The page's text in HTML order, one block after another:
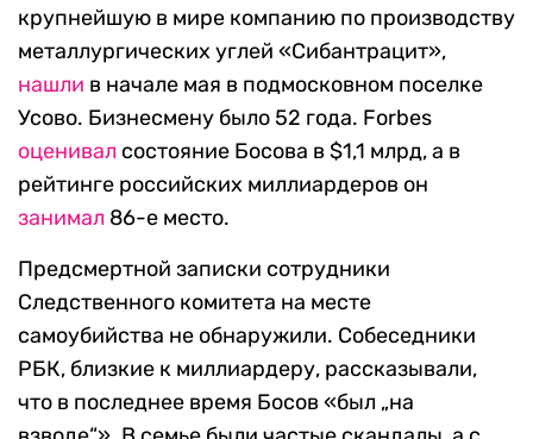
крупнейшую в мире компанию по производству
металлургических углей «Сибантрацит»,
нашли в начале мая в подмосковном поселке
Усово. Бизнесмену было 52 года. Forbes
оценивал состояние Босова в $1,1 млрд, а в
рейтинге российских миллиардеров он
занимал 86-е место.
Предсмертной записки сотрудники
Следственного комитета на месте
самоубийства не обнаружили. Собеседники
РБК, близкие к миллиардеру, рассказывали,
что в последнее время Босов «был „на